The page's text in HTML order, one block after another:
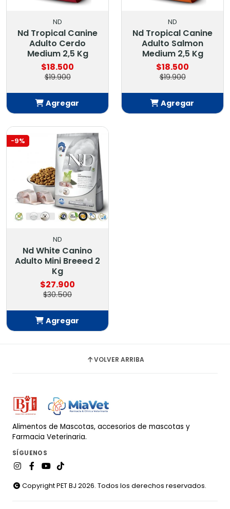
ND
Nd Tropical Canine
Adulto Cerdo
Medium 2,5 Kg
$18.500
$19.900
Agregar
ND
Nd Tropical Canine
Adulto Salmon
Medium 2,5 Kg
$18.500
$19.900
Agregar
-9%
ND
Nd White Canino
Adulto Mini Breeed 2
Kg
$27.900
$30.500
Agregar
VOLVER ARRIBA
Alimentos de Mascotas, accesorios de mascotas y
Farmacia Veterinaria.
SÍGUENOS
Copyright PET BJ 2026. Todos los derechos reservados.